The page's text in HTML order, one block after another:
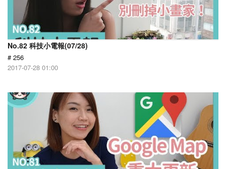
No.82 科技小電報(07/28)
# 256
2017-07-28 01:00